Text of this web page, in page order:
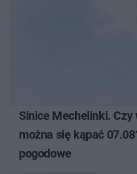
Sinice Mechelinki.
można się kąpać
pogodowe